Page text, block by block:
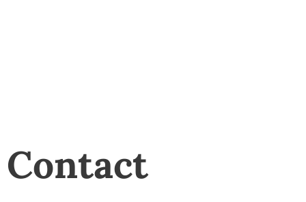
Contact